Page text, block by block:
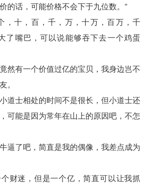
的话，可能价格不会下于九位数。”
，十，百，千，万，十万，百万，千
了嘴巴，可以说能够吞下去一个鸡蛋
然有一个价值过亿的宝贝，我身边岂不
。
道士相处的时间不是很长，但小道士还
可能是因为常年在山上的原因吧，不怎
逼了吧，简直是我的偶像，我差点成为
财迷，但是一个亿，简直可以让我抓